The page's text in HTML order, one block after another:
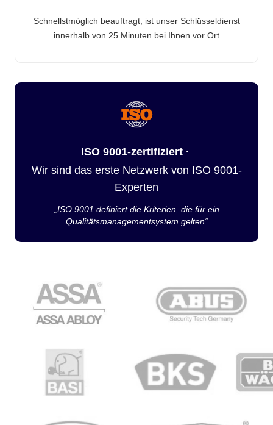
Schnellstmöglich beauftragt, ist unser Schlüsseldienst
innerhalb von 25 Minuten bei Ihnen vor Ort
ISO 9001-zertifiziert ·
Wir sind das erste Netzwerk von ISO 9001-
Experten
„ISO 9001 definiert die Kriterien, die für ein
Qualitätsmanagementsystem gelten“